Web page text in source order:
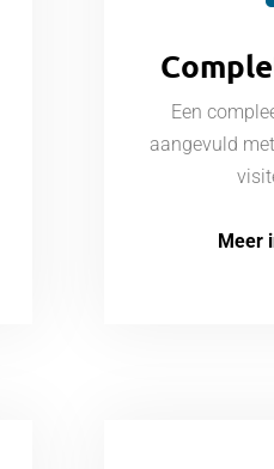
Een
aangevuld
Meer